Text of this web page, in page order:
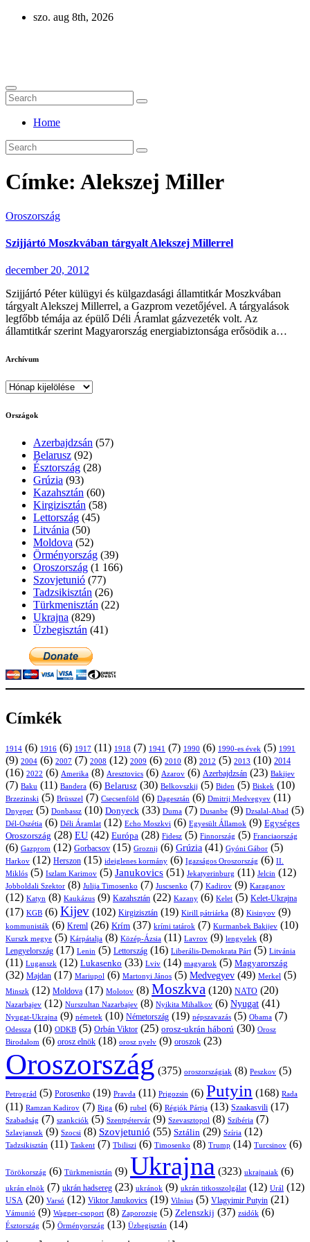
Skip
szo. aug 8th, 2026
Home
Címke: Alekszej Miller
Oroszország
Szijjártó Moszkvában tárgyalt Alekszej Millerrel
december 20, 2012
Szijjártó Péter külügyi és külgazdasági államtitkár Moszkvában
tárgyalt Alekszej Millerrel, a Gazprom vezetőjével. A tárgyalások
legfőbb témája az épülő Déli Áramlat gázvezeték volt. Az
államtitkár szerint Magyarország energiabiztonsága erősödik a…
Archívum
Archívum
Országok
Azerbajdzsán (57)
Belarusz (92)
Észtország (28)
Grúzia (93)
Kazahsztán (60)
Kirgizisztán (58)
Lettország (45)
Litvánia (50)
Moldova (52)
Örményország (39)
Oroszország (1 166)
Szovjetunió (77)
Tadzsikisztán (26)
Türkmenisztán (22)
Ukrajna (829)
Üzbegisztán (41)
Címkék
1914 (6) 1916 (6) 1917 (11) 1918 (7) 1941 (7) 1990 (6) 1990-es évek (5) 1991
(9) 2004 (6) 2007 (7) 2008 (12) 2009 (6) 2010 (8) 2012 (5) 2013 (10) 2014
(16) 2022 (6) Amerika (8) Aresztovics (6) Azarov (6) Azerbajdzsán (23) Bakijev
(7) Baku (11) Bandera (6) Belarusz (30) Belkovszkij (5) Biden (5) Biskek (10)
Brzezinski (5) Brüsszel (7) Csecsenföld (6) Dagesztán (6) Dmitrij Medvegyev (11)
Dnyeper (5) Donbassz (10) Donyeck (33) Duma (7) Dusanbe (9) Dzsalal-Abad (5)
Dél-Oszétia (6) Déli Áramlat (12) Echo Moszkvi (6) Egyesült Államok (9) Egységes
Oroszország (28) EU (42) Európa (28) Fidesz (5) Finnország (5) Franciaország
(6) Gazprom (12) Gorbacsov (15) Groznij (6) Grúzia (41) Gyóni Gábor (5)
Harkov (12) Herszon (15) ideiglenes kormány (6) Igazságos Oroszország (6) II.
Miklós (5) Iszlam Karimov (5) Janukovics (51) Jekatyerinburg (11) Jelcin (12)
Jobboldali Szektor (8) Julija Timosenko (7) Juscsenko (7) Kadirov (9) Karaganov
(12) Katyn (8) Kaukázus (9) Kazahsztán (22) Kazany (6) Kelet (5) Kelet-Ukrajna
(17) KGB (6) Kijev (102) Kirgizisztán (19) Kirill pátriárka (8) Kisinyov (9)
kommunisták (6) Kreml (26) Krím (37) krími tatárok (7) Kurmanbek Bakijev (10)
Kurszk megye (5) Kárpátalja (8) Közép-Ázsia (11) Lavrov (9) lengyelek (8)
Lengyelország (17) Lenin (5) Lettország (16) Liberális-Demokrata Párt (5) Litvánia
(11) Luganszk (12) Lukasenko (33) Lviv (14) magyarok (5) Magyarország
(32) Majdan (17) Mariupol (6) Martonyi János (5) Medvegyev (49) Merkel (5)
Minszk (12) Moldova (17) Molotov (8) Moszkva (120) NATO (20)
Nazarbajev (12) Nurszultan Nazarbajev (8) Nyikita Mihalkov (6) Nyugat (41)
Nyugat-Ukrajna (9) németek (10) Németország (19) népszavazás (5) Obama (7)
Odessza (10) ODKB (5) Orbán Viktor (25) orosz-ukrán háború (30) Orosz
Birodalom (6) orosz elnök (18) orosz nyelv (9) oroszok (23)
Oroszország (375) oroszországiak (8) Peszkov (5)
Petrográd (5) Porosenko (19) Pravda (11) Prigozsin (6) Putyin (168) Rada
(11) Ramzan Kadirov (7) Riga (6) rubel (6) Régiók Pártja (13) Szaakasvili (17)
Szabadság (7) szankciók (5) Szentpétervár (9) Szevasztopol (8) Szibéria (7)
Szlavjanszk (9) Szocsi (8) Szovjetunió (55) Sztálin (29) Szíria (12)
Tadzsikisztán (11) Taskent (7) Tbiliszi (6) Timosenko (8) Trump (14) Turcsinov (6)
Törökország (6) Türkmenisztán (9) Ukrajna (323) ukrajnaiak (6)
ukrán elnök (7) ukrán hadsereg (23) ukránok (9) ukrán titkosszolgálat (12) Urál (12)
USA (20) Varsó (12) Viktor Janukovics (19) Vilnius (5) Vlagyimir Putyin (21)
Vámunió (9) Wagner-csoport (8) Zaporozsje (5) Zelenszkij (37) zsidók (6)
Észtország (5) Örményország (13) Üzbegisztán (14)